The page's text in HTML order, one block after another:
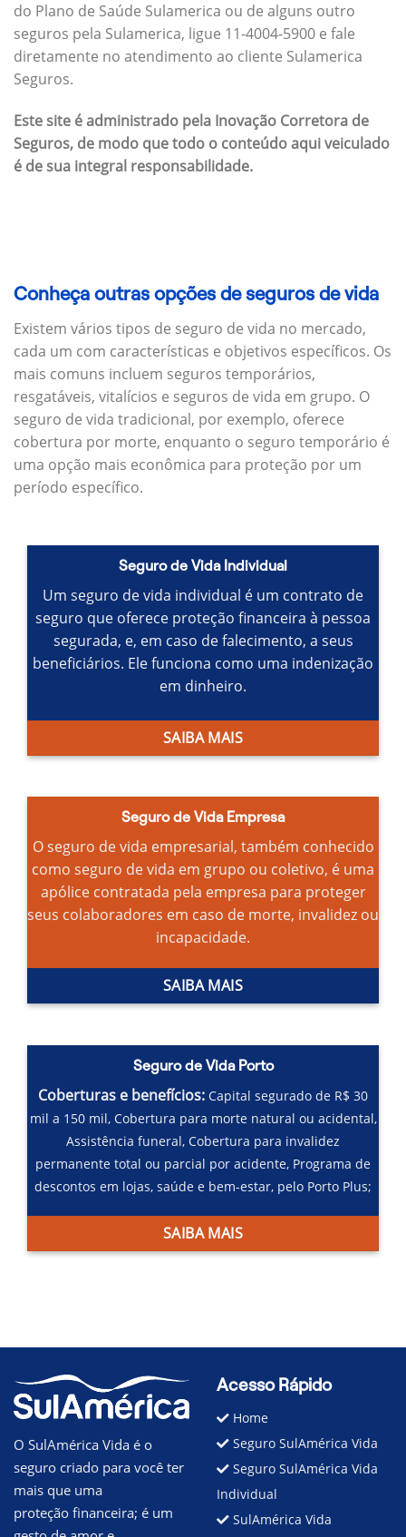
do Plano de Saúde Sulamerica ou de alguns outro
seguros pela Sulamerica, ligue 11-4004-5900 e fale
diretamente no atendimento ao cliente Sulamerica
Seguros.
Este site é administrado pela Inovação Corretora de
Seguros, de modo que todo o conteúdo aqui veiculado
é de sua integral responsabilidade.
Conheça outras opções de seguros de vida
Existem vários tipos de seguro de vida no mercado,
cada um com características e objetivos específicos. Os
mais comuns incluem seguros temporários,
resgatáveis, vitalícios e seguros de vida em grupo. O
seguro de vida tradicional, por exemplo, oferece
cobertura por morte, enquanto o seguro temporário é
uma opção mais econômica para proteção por um
período específico.
Seguro de Vida Individual
Um seguro de vida individual é um contrato de
seguro que oferece proteção financeira à pessoa
segurada, e, em caso de falecimento, a seus
beneficiários. Ele funciona como uma indenização
em dinheiro.
SAIBA MAIS
Seguro de Vida Empresa
O seguro de vida empresarial, também conhecido
como seguro de vida em grupo ou coletivo, é uma
apólice contratada pela empresa para proteger
seus colaboradores em caso de morte, invalidez ou
incapacidade.
SAIBA MAIS
Seguro de Vida Porto
Coberturas e benefícios: Capital segurado de R$ 30
mil a 150 mil, Cobertura para morte natural ou acidental,
Assistência funeral,Cobertura para invalidez
permanente total ou parcial por acidente, Programa de
descontos em lojas, saúde e bem-estar, pelo Porto Plus;
SAIBA MAIS
O SulAmérica Vida é o
seguro criado para você ter
mais que uma
proteção financeira; é um
Acesso Rápido
Home
Seguro SulAmérica Vida
Seguro SulAmérica Vida
Individual
SulAmérica Vida